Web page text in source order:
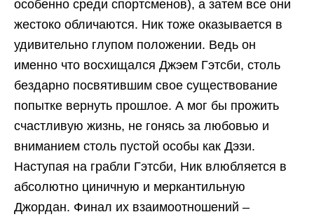
особенно среди спортсменов), а затем все они
жестоко обличаются. Ник тоже оказывается в
удивительно глупом положении. Ведь он
именно что восхищался Джэем Гэтсби, столь
бездарно посвятившим свое существование
попытке вернуть прошлое. А мог бы прожить
счастливую жизнь, не гонясь за любовью и
вниманием столь пустой особы как Дэзи.
Наступая на грабли Гэтсби, Ник влюбляется в
абсолютно циничную и меркантильную
Джордан. Финал их взаимоотношений –